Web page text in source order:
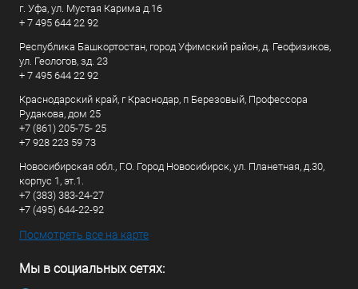
г. Уфа, ул. Мустая Карима д.16
+ 7 495 644 22 92
Республика Башкортостан, город Уфимский район, д. Геофизиков,
ул. Геологов, зд. 23
+ 7 495 644 22 92
Краснодарский край, г Краснодар, п Березовый, Профессора
Рудакова, дом 25
+7 (861) 205-75- 25
+7 928 223 59 73
Новосибирская обл., Г.О. Город Новосибирск, ул. Планетная, д.30,
корпус 1, эт.1.
+7 (383) 383-24-27
+7 (495) 644-22-92
Посмотреть все на карте
Мы в социальных сетях: